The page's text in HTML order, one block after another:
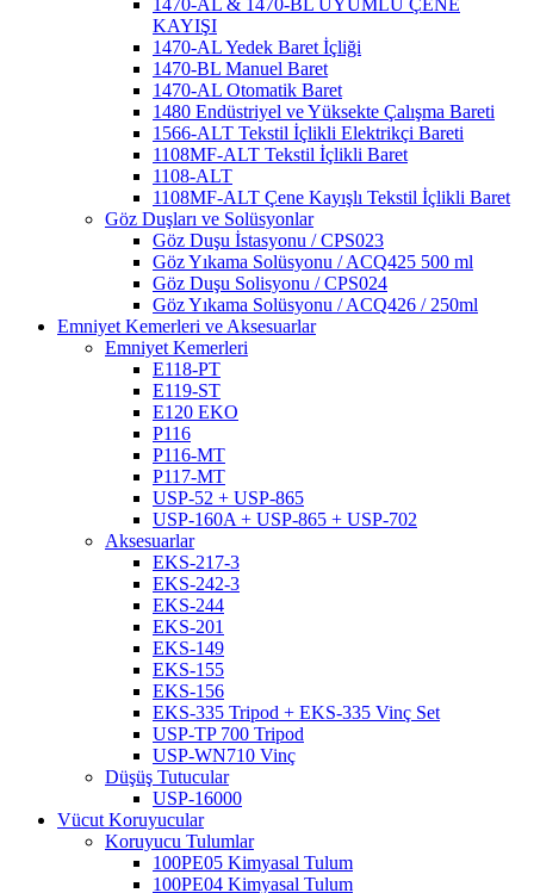
KAYIŞI
1470-AL Yedek Baret İçliği
1470-BL Manuel Baret
1470-AL Otomatik Baret
1480 Endüstriyel ve Yüksekte Çalışma Bareti
1566-ALT Tekstil İçlikli Elektrikçi Bareti
1108MF-ALT Tekstil İçlikli Baret
1108-ALT
1108MF-ALT Çene Kayışlı Tekstil İçlikli Baret
Göz Duşları ve Solüsyonlar
Göz Duşu İstasyonu / CPS023
Göz Yıkama Solüsyonu / ACQ425 500 ml
Göz Duşu Solisyonu / CPS024
Göz Yıkama Solüsyonu / ACQ426 / 250ml
Emniyet Kemerleri ve Aksesuarlar
Emniyet Kemerleri
E118-PT
E119-ST
E120 EKO
P116
P116-MT
P117-MT
USP-52 + USP-865
USP-160A + USP-865 + USP-702
Aksesuarlar
EKS-217-3
EKS-242-3
EKS-244
EKS-201
EKS-149
EKS-155
EKS-156
EKS-335 Tripod + EKS-335 Vinç Set
USP-TP 700 Tripod
USP-WN710 Vinç
Düşüş Tutucular
USP-16000
Vücut Koruyucular
Koruyucu Tulumlar
100PE05 Kimyasal Tulum
100PE04 Kimyasal Tulum